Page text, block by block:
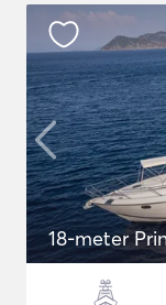
18-meter